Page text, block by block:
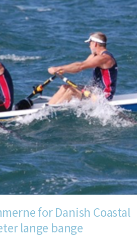
for Danish Coastal
lange bange